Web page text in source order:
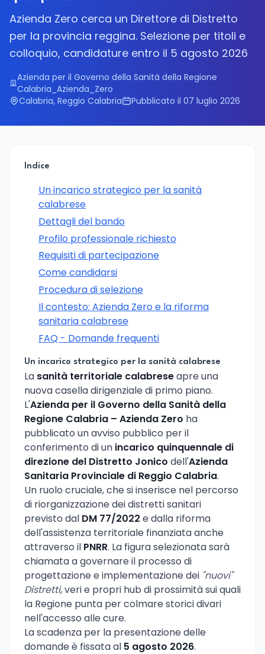
Azienda Zero cerca un Direttore di Distretto
per la provincia reggina. Selezione per titoli e
colloquio, candidature entro il 5 agosto 2026
Azienda per il Governo della Sanità della Regione
Calabria_Azienda_Zero
Calabria, Reggio Calabria
Pubblicato il 07 luglio 2026
Indice
Un incarico strategico per la sanità
calabrese
Dettagli del bando
Profilo professionale richiesto
Requisiti di partecipazione
Come candidarsi
Procedura di selezione
Il contesto: Azienda Zero e la riforma
sanitaria calabrese
FAQ - Domande frequenti
Un incarico strategico per la sanità calabrese
La sanità territoriale calabreseapre una
nuova casella dirigenziale di primo piano.
L'Azienda per il Governo della Sanità della
Regione Calabria – Azienda Zero ha
pubblicato un avviso pubblico per il
conferimento di un incarico quinquennale di
direzione del Distretto Jonico dell'Azienda
Sanitaria Provinciale di Reggio Calabria.
Un ruolo cruciale, che si inserisce nel percorso
di riorganizzazione dei distretti sanitari
previsto dal DM 77/2022 e dalla riforma
dell'assistenza territoriale finanziata anche
attraverso il PNRR. La figura selezionata sarà
chiamata a governare il processo di
progettazione e implementazione dei "nuovi"
Distretti, veri e propri hub di prossimità sui quali
la Regione punta per colmare storici divari
nell'accesso alle cure.
La scadenza per la presentazione delle
domande è fissata al 5 agosto 2026.